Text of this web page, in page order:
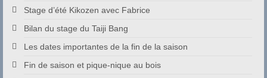
Stage d’été Kikozen avec Fabrice
Bilan du stage du Taiji Bang
Les dates importantes de la fin de la saison
Fin de saison et pique-nique au bois